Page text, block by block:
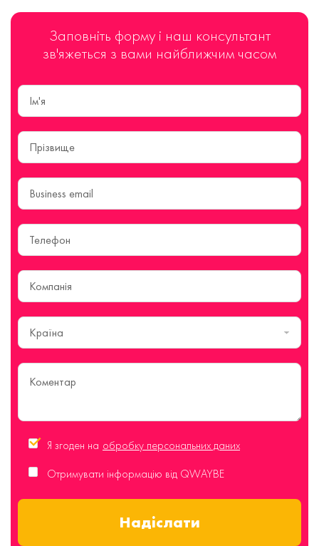
Заповніть форму і наш консультант
зв'яжеться з вами найближчим часом
Країна
Я згоден на обробку персональних даних
Отримувати інформацію від QWAYBE
Надіслати